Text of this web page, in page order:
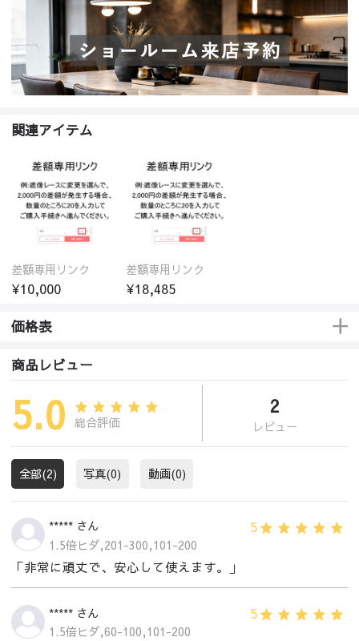
関連アイテム
差額専用リンク
¥10,000
差額専用リンク
¥18,485
価格表
商品レビュー
5.0 総合評価
2
レビュー
全部(2) 写真(0) 動画(0)
***** さん 5
1.5倍ヒダ,201-300,101-200
「非常に頑丈で、安心して使えます。」
***** さん 5
1.5倍ヒダ,60-100,101-200